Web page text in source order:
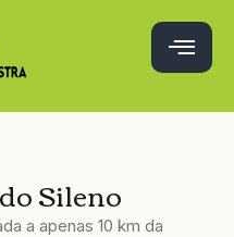
Sileno
a apenas 10 km da